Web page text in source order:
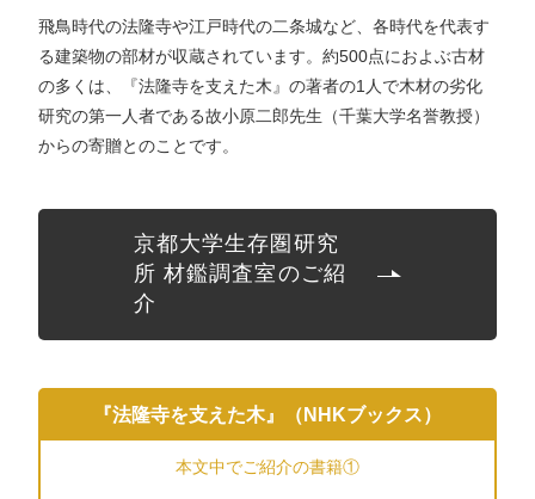
飛鳥時代の法隆寺や江戸時代の二条城など、各時代を代表す
る建築物の部材が収蔵されています。約500点におよぶ古材
の多くは、『法隆寺を支えた木』の著者の1人で木材の劣化
研究の第一人者である故小原二郎先生（千葉大学名誉教授）
からの寄贈とのことです。
京都大学生存圏研究
所 材鑑調査室のご紹
介
『法隆寺を支えた木』（NHKブックス）
本文中でご紹介の書籍①